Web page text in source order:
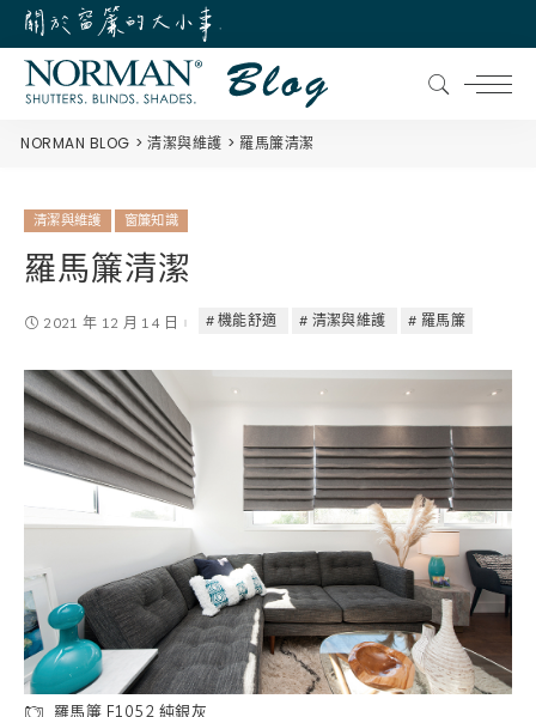
NORMAN BLOG 清潔與維護 羅馬簾清潔
清潔與維護 窗簾知識
羅馬簾清潔
2021 年 12 月 14 日 機能舒適 清潔與維護 羅馬簾
羅馬簾 F1052 純銀灰